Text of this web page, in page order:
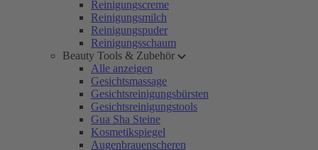
Reinigungscreme
Reinigungsmilch
Reinigungspuder
Reinigungsschaum
Beauty Tools & Zubehör
Alle anzeigen
Gesichtsmassage
Gesichtsreinigungsbürsten
Gesichtsreinigungstools
Gua Sha Steine
Kosmetikspiegel
Augenbrauenscheren